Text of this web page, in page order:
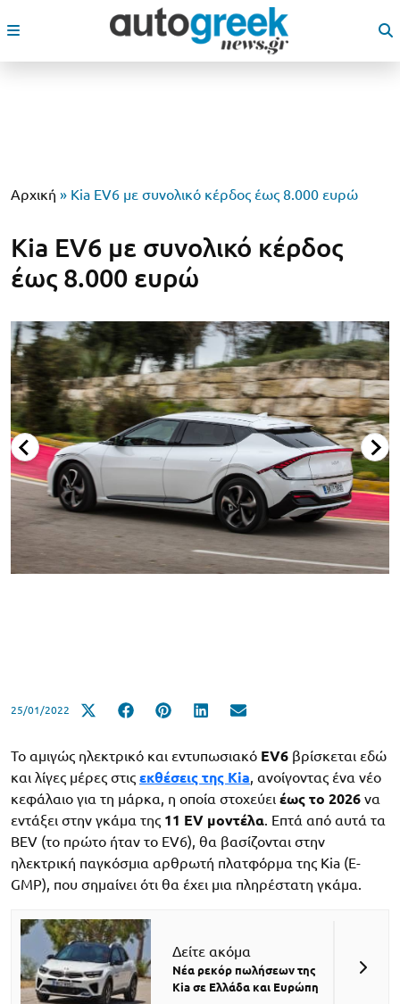
Αρχική » Kia EV6 με συνολικό κέρδος έως 8.000 ευρώ
Kia EV6 με συνολικό κέρδος
έως 8.000 ευρώ
25/01/2022
Το αμιγώς ηλεκτρικό και εντυπωσιακό EV6 βρίσκεται εδώ
και λίγες μέρες στις εκθέσεις της Kia, ανοίγοντας ένα νέο
κεφάλαιο για τη μάρκα, η οποία στοχεύει έως το 2026 να
εντάξει στην γκάμα της 11 EV μοντέλα. Επτά από αυτά τα
BEV (το πρώτο ήταν το EV6), θα βασίζονται στην
ηλεκτρική παγκόσμια αρθρωτή πλατφόρμα της Kia (E-
GMP), που σημαίνει ότι θα έχει μια πληρέστατη γκάμα.
Δείτε ακόμα
Νέα ρεκόρ πωλήσεων της
Kia σε Ελλάδα και Ευρώπη